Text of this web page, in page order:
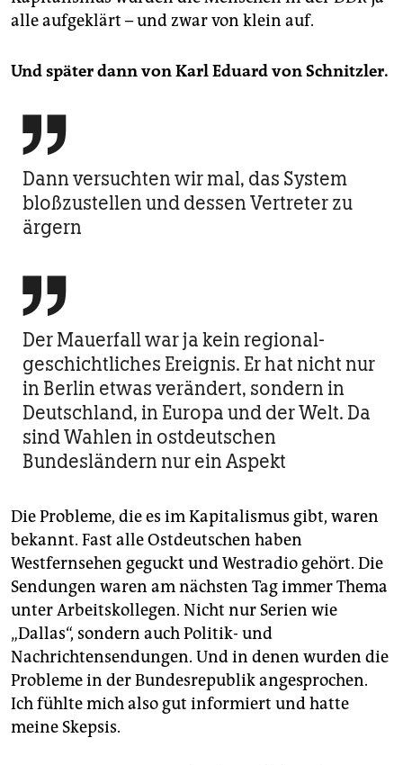
alle aufgeklärt – und zwar von klein auf.
Und später dann von Karl Eduard von Schnitzler.

Dann versuchten wir mal, das System
bloßzustellen und dessen Vertreter zu
ärgern

Der Mauerfall war ja kein regional-
geschichtliches Ereignis. Er hat nicht nur
in Berlin etwas verändert, sondern in
Deutschland, in Europa und der Welt. Da
sind Wahlen in ostdeutschen
Bundesländern nur ein Aspekt
Die Probleme, die es im Kapitalismus gibt, waren
bekannt. Fast alle Ostdeutschen haben
Westfernsehen geguckt und Westradio gehört. Die
Sendungen waren am nächsten Tag immer Thema
unter Arbeitskollegen. Nicht nur Serien wie
„Dallas“, sondern auch Politik- und
Nachrichtensendungen. Und in denen wurden die
Probleme in der Bundesrepublik angesprochen.
Ich fühlte mich also gut informiert und hatte
meine Skepsis.